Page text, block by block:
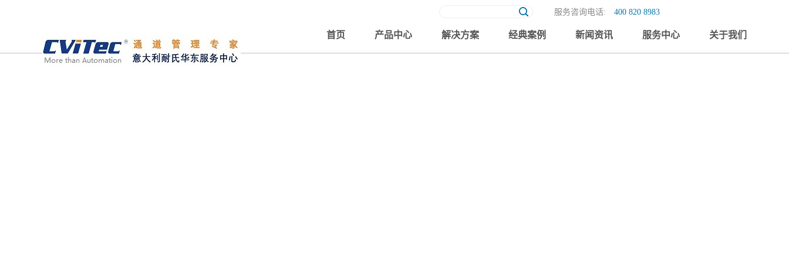
服务咨询电话: 400 820 8983
首页 产品中心 解决方案 经典案例 新闻资讯 服务中心 关于我们